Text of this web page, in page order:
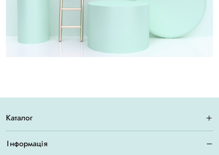
Каталог
Інформація